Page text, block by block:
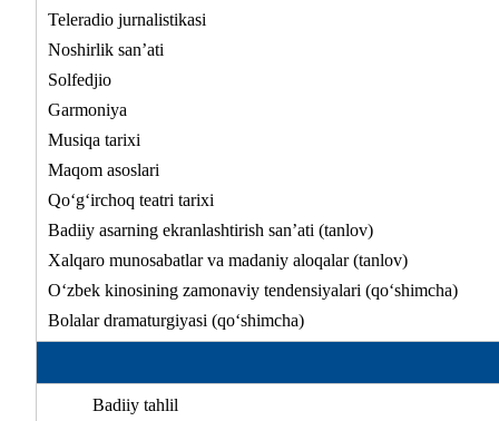
Teleradio jurnalistikasi
Noshirlik san’ati
Solfedjio
Garmoniya
Musiqa tarixi
Maqom asoslari
Qo‘g‘irchoq teatri tarixi
Badiiy asarning ekranlashtirish san’ati (tanlov)
Xalqaro munosabatlar va madaniy aloqalar (tanlov)
O‘zbek kinosining zamonaviy tendensiyalari (qo‘shimcha)
Bolalar dramaturgiyasi (qo‘shimcha)
Badiiy tahlil